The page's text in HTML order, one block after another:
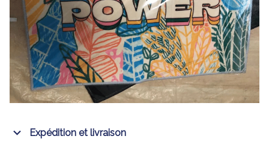
Expédition et livraison